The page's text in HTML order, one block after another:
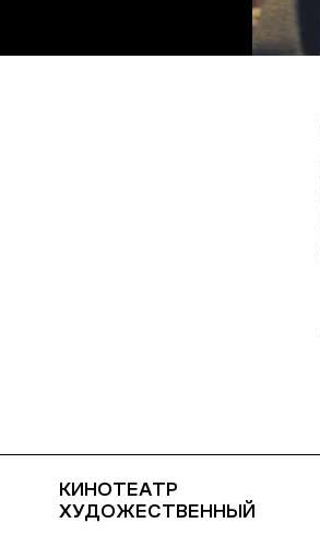
КИНОТЕАТР
ХУДОЖЕСТВЕННЫЙ